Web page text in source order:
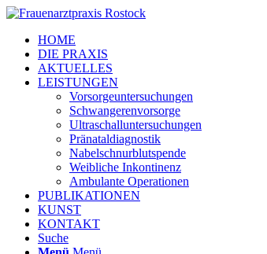
HOME
DIE PRAXIS
AKTUELLES
LEISTUNGEN
Vorsorgeuntersuchungen
Schwangerenvorsorge
Ultraschalluntersuchungen
Pränataldiagnostik
Nabelschnurblutspende
Weibliche Inkontinenz
Ambulante Operationen
PUBLIKATIONEN
KUNST
KONTAKT
Suche